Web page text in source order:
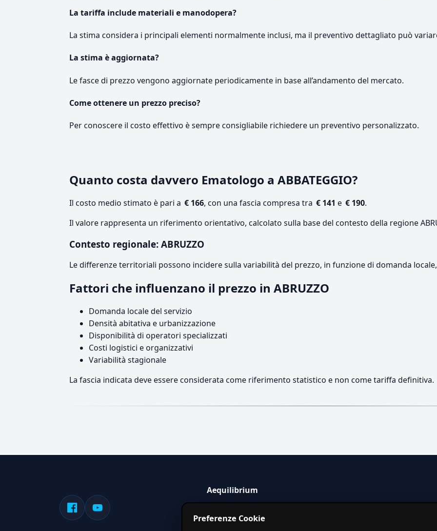
La tariffa include materiali e manodopera?
La stima considera i principali elementi normalmente inclusi, ma il preventivo dettagliato può
La stima è aggiornata?
Le fasce di prezzo vengono aggiornate periodicamente in base all’andamento del mercato.
Come ottenere un prezzo preciso?
Per conoscere il costo effettivo è sempre consigliabile richiedere un preventivo personalizzato.
Quanto costa davvero Ematologo a ABBATEGGIO?
Il costo medio stimato è pari a € 166, con una fascia compresa tra € 141 e € 190.
Il valore rappresenta un riferimento orientativo, calcolato sulla base del contesto della regione
Contesto regionale: ABRUZZO
Le differenze territoriali possono incidere sulla variabilità del prezzo, in funzione di domanda
Fattori che influenzano il prezzo in ABRUZZO
Domanda locale del servizio
Densità abitativa e urbanizzazione
Disponibilità di operatori specializzati
Costi logistici e organizzativi
Variabilità stagionale
La fascia indicata deve essere considerata come riferimento statistico e non come tariffa definitiva.
Aequilibrium
servizi in Italia.
Preferenze Cookie